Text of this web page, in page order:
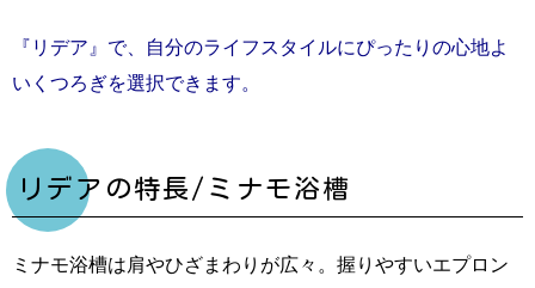
『リデア』で、自分のライフスタイルにぴったりの心地よ
いくつろぎを選択できます。
リデアの特長/ミナモ浴槽
ミナモ浴槽は肩やひざまわりが広々。握りやすいエプロン